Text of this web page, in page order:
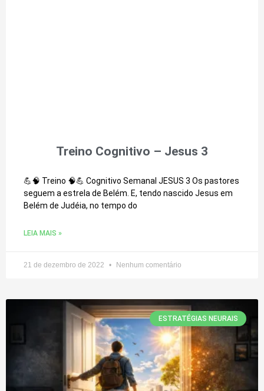
Treino Cognitivo – Jesus 3
💪🧠 Treino 🧠💪 Cognitivo Semanal JESUS 3 Os pastores
seguem a estrela de Belém. E, tendo nascido Jesus em
Belém de Judéia, no tempo do
LEIA MAIS »
21 de dezembro de 2022 Nenhum comentário
ESTRATÉGIAS NEURAIS